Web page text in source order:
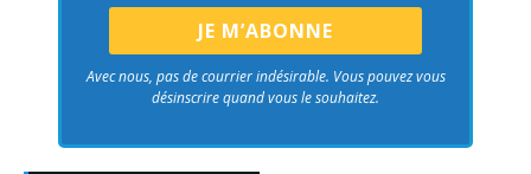
Avec nous, pas de courrier indésirable. Vous pouvez vous
désinscrire quand vous le souhaitez.